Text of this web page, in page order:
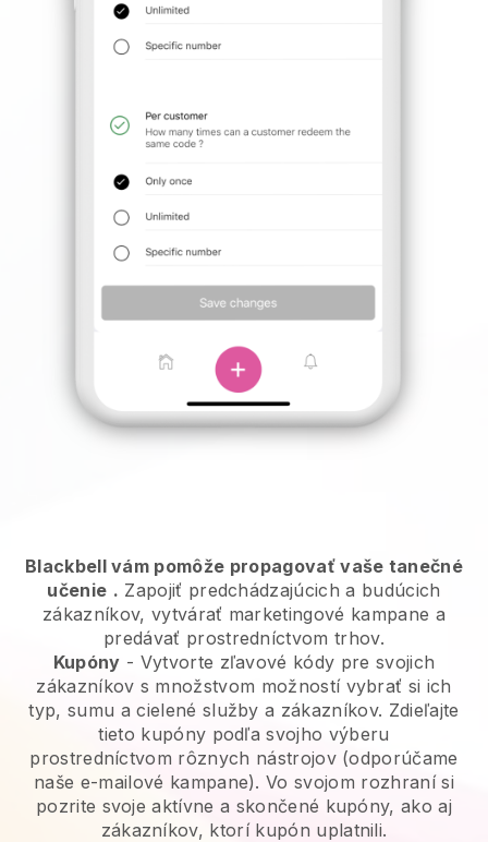
Blackbell vám pomôže propagovať vaše tanečné
učenie . Zapojiť predchádzajúcich a budúcich
zákazníkov, vytvárať marketingové kampane a
predávať prostredníctvom trhov.
Kupóny - Vytvorte zľavové kódy pre svojich
zákazníkov s množstvom možností vybrať si ich
typ, sumu a cielené služby a zákazníkov. Zdieľajte
tieto kupóny podľa svojho výberu
prostredníctvom rôznych nástrojov (odporúčame
naše e-mailové kampane). Vo svojom rozhraní si
pozrite svoje aktívne a skončené kupóny, ako aj
zákazníkov, ktorí kupón uplatnili.